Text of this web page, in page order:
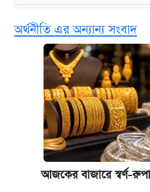
ভাতা
ঢাবির সূর্যসেন হলে
আটক
দেশের বাজারে ফের বেড়েছে
‘গুলশানের চামেলি’ তে
অর্থনীতি এর অন্যান্য সংবাদ
আজকের বাজারে স্বর্ণ-